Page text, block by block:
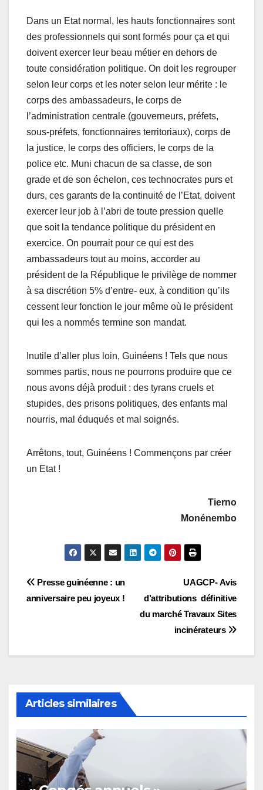
Dans un Etat normal, les hauts fonctionnaires sont
des professionnels qui sont formés pour ça et qui
doivent exercer leur beau métier en dehors de
toute considération politique. On doit les regrouper
selon leur corps et les noter selon leur mérite : le
corps des ambassadeurs, le corps de
l’administration centrale (gouverneurs, préfets,
sous-préfets, fonctionnaires territoriaux), corps de
la justice, le corps des officiers, le corps de la
police etc. Muni chacun de sa classe, de son
grade et de son échelon, ces technocrates purs et
durs, ces garants de la continuité de l’Etat, doivent
exercer leur job à l’abri de toute pression quelle
que soit la tendance politique du président en
exercice. On pourrait pour ce qui est des
ambassadeurs tout au moins, accorder au
président de la République le privilège de nommer
à sa discrétion 5% d’entre- eux, à condition qu’ils
cessent leur fonction le jour même où le président
qui les a nommés termine son mandat.
Inutile d’aller plus loin, Guinéens ! Tels que nous
sommes partis, nous ne pourrons produire que ce
nous avons déjà produit : des tyrans cruels et
stupides, des prisons politiques, des enfants mal
nourris, mal éduqués et mal soignés.
Arrêtons, tout, Guinéens ! Commençons par créer
un Etat !
Tierno
Monénembo
Navigation
UAGCP- Avis
d’attributions définitive
du marché Travaux Sites
incinérateurs
Presse guinéenne : un
anniversaire peu joyeux !
Articles similaires